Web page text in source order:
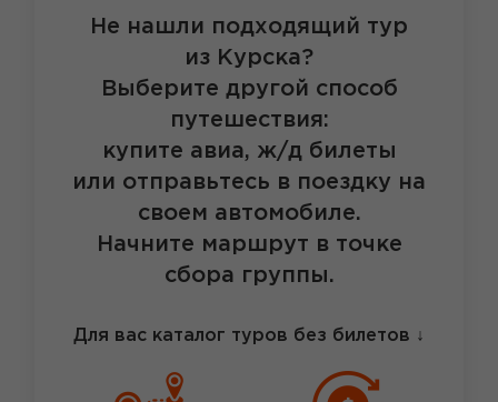
Не нашли подходящий тур
из Курска?
Выберите другой способ
путешествия:
купите авиа, ж/д билеты
или отправьтесь в поездку на
своем автомобиле.
Начните маршрут в точке
сбора группы.
Для вас каталог туров без билетов ↓